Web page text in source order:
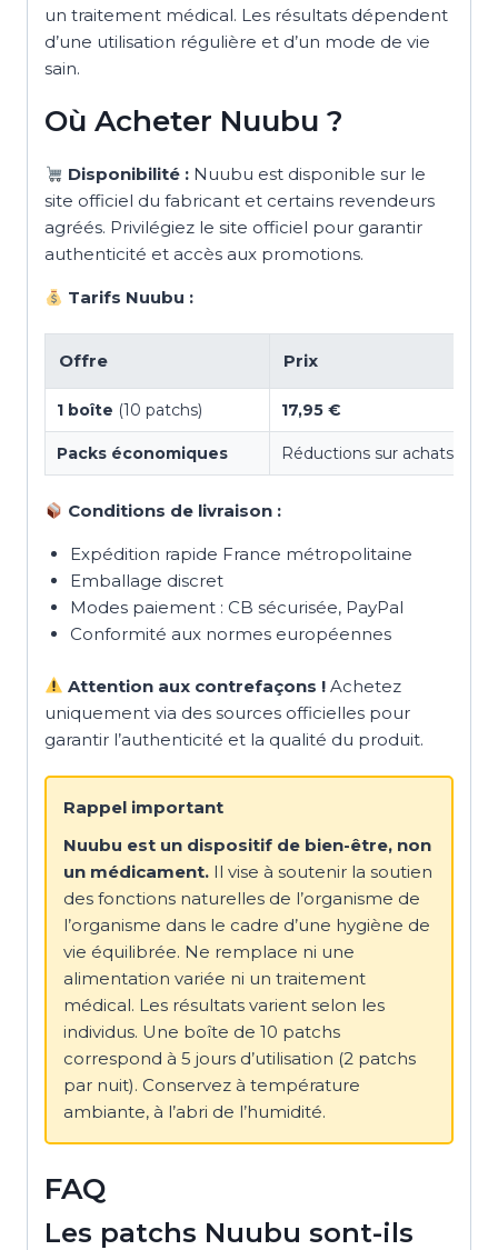
un traitement médical. Les résultats dépendent
d’une utilisation régulière et d’un mode de vie
sain.
Où Acheter Nuubu ?
Disponibilité : Nuubu est disponible sur le
site officiel du fabricant et certains revendeurs
agréés. Privilégiez le site officiel pour garantir
authenticité et accès aux promotions.
Tarifs Nuubu :
Offre Prix
1 boîte (10 patchs) 17,95 €
Packs économiques Réductions sur achats
Conditions de livraison :
Expédition rapide France métropolitaine
Emballage discret
Modes paiement : CB sécurisée, PayPal
Conformité aux normes européennes
Attention aux contrefaçons ! Achetez
uniquement via des sources officielles pour
garantir l’authenticité et la qualité du produit.
Rappel important
Nuubu est un dispositif de bien-être, non
un médicament. Il vise à soutenir la soutien
des fonctions naturelles de l’organisme de
l’organisme dans le cadre d’une hygiène de
vie équilibrée. Ne remplace ni une
alimentation variée ni un traitement
médical. Les résultats varient selon les
individus. Une boîte de 10 patchs
correspond à 5 jours d’utilisation (2 patchs
par nuit). Conservez à température
ambiante, à l’abri de l’humidité.
FAQ
Les patchs Nuubu sont-ils